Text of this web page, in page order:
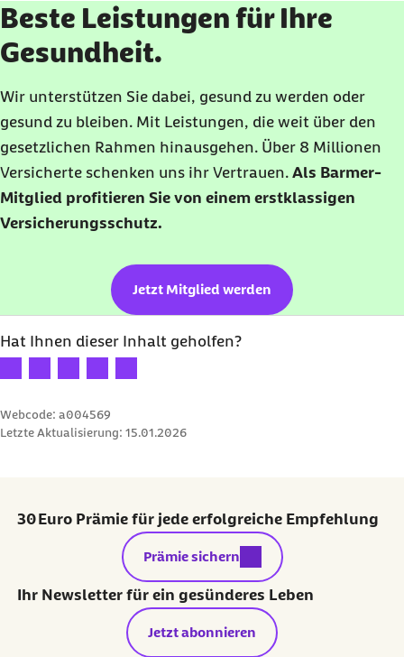
Beste Leistungen für Ihre
Gesundheit.
Wir unterstützen Sie dabei, gesund zu werden oder
gesund zu bleiben. Mit Leistungen, die weit über den
gesetzlichen Rahmen hinausgehen. Über 8 Millionen
Versicherte schenken uns ihr Vertrauen. Als Barmer-
Mitglied profitieren Sie von einem erstklassigen
Versicherungsschutz.
Jetzt Mitglied werden
Hat Ihnen dieser Inhalt geholfen?
Ihre Bewertung: 1 Stern
Ihre Bewertung: 2 Sterne
Ihre Bewertung: 3 Sterne
Ihre Bewertung: 4 Sterne
Ihre Bewertung: 5 Sterne
Webcode: a004569
Letzte Aktualisierung: 15.01.2026
30 Euro Prämie für jede erfolgreiche Empfehlung
externer Link:
Prämie sichern
Ihr Newsletter für ein gesünderes Leben
Jetzt abonnieren